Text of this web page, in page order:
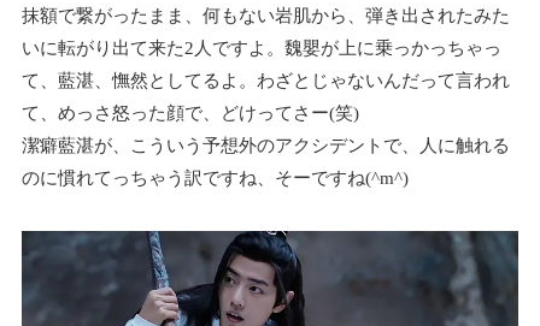
抹額で繋がったまま、何もない岩肌から、弾き出されたみた
いに転がり出て来た2人ですよ。魏嬰が上に乗っかっちゃっ
て、藍湛、憮然としてるよ。わざとじゃないんだって言われ
て、めっさ怒った顔で、どけってさー(笑)
潔癖藍湛が、こういう予想外のアクシデントで、人に触れる
のに慣れてっちゃう訳ですね、そーですね(^m^)